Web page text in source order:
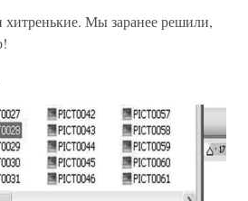
Мы заранее решили,